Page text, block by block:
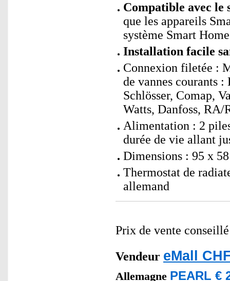
Compatible avec le
que les appareils
système Smart
Installation facile
Connexion filetée :
de vannes courants
Schlösser, Comap,
Watts, Danfoss,
Alimentation : 2
durée de vie allant
Dimensions : 95 x
Thermostat de
allemand
Prix de vente
Vendeur eMall
Allemagne PEARL €